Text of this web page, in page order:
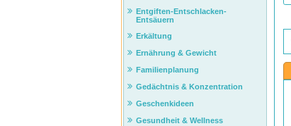
Entgiften-Entschlacken-
Entsäuern
Erkältung
Ernährung & Gewicht
Familienplanung
Gedächtnis & Konzentration
Geschenkideen
Gesundheit & Wellness